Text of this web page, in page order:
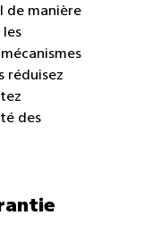
de manière
réduisez
des